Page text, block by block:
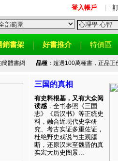
登入帳戶
銷書架 好書推介 特價區
簡體書網 品種：超過100萬種書，正品正
三国的真相
有史料根基，又有大众阅
读感 ，全书参照《三国
志》《后汉书》等正统史
料，融合近现代史学研
究、考古实证多重佐证，
杜绝野史戏说与主观臆
断，还原汉末至魏晋的真
实宏大历史图景...